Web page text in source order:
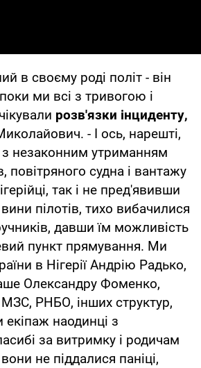
в своєму роді політ - він
ми всі з тривогою і
розв'язки інциденту,
- І ось, нарешті,
незаконним утриманням
повітряного судна і вантажу
так і не пред'явивши
пілотів, тихо вибачилися
давши їм можливість
пункт прямування. Ми
в Нігерії Андрію Радько,
Олександру Фоменко,
МЗС, РНБО, інших структур,
наодинці з
за витримку і родичам
не піддалися паніці,